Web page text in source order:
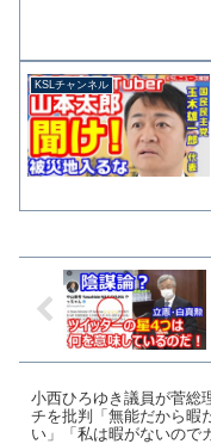
KSLチャンネル
小西ひろゆき議員が菅総
チを批判「無能だから暇
い」「私は暇がないので